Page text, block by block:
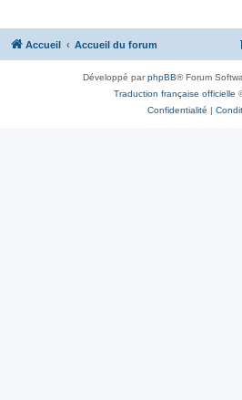
Accueil Accueil du forum
Développé parphpBB® Forum
Traduction française officielle
Confidentialité |